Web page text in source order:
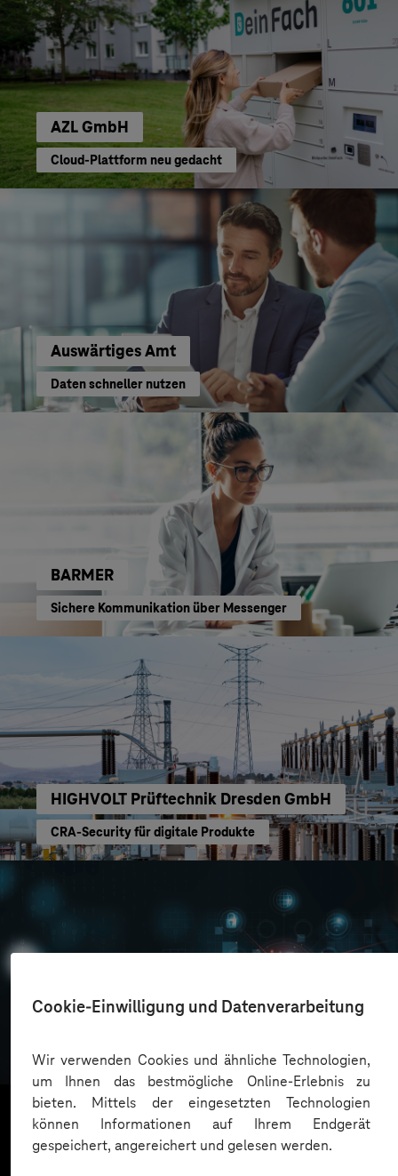
Cookie-Einwilligung und Datenverarbeitung
Wir verwenden Cookies und ähnliche Technologien,
um Ihnen das bestmögliche Online-Erlebnis zu
bieten. Mittels der eingesetzten Technologien
können Informationen auf Ihrem Endgerät
gespeichert, angereichert und gelesen werden.
AZL GmbH
Cloud-Plattform neu gedacht
Auswärtiges Amt
Daten schneller nutzen
BARMER
Sichere Kommunikation über Messenger
HIGHVOLT Prüftechnik Dresden GmbH
CRA-Security für digitale Produkte
Sichere Cloud Transformation
Mehr laden